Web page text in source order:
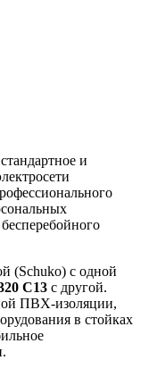
и
(Schuko) с одной
C13 с другой.
ПВХ-изоляции,
в стойках